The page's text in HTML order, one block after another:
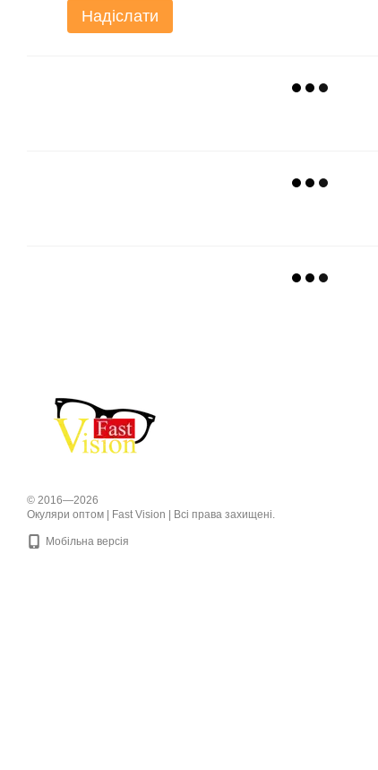
Надіслати
© 2016—2026
Окуляри оптом | Fast Vision | Всі права захищені.
Мобільна версія